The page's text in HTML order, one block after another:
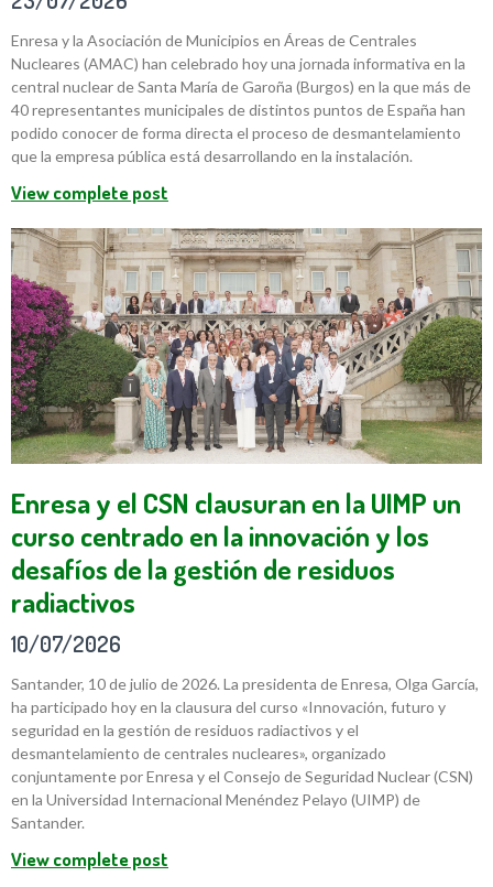
Enresa y la Asociación de Municipios en Áreas de Centrales
Nucleares (AMAC) han celebrado hoy una jornada informativa en la
central nuclear de Santa María de Garoña (Burgos) en la que más de
40 representantes municipales de distintos puntos de España han
podido conocer de forma directa el proceso de desmantelamiento
que la empresa pública está desarrollando en la instalación.
View complete post
Enresa y el CSN clausuran en la UIMP un
curso centrado en la innovación y los
desafíos de la gestión de residuos
radiactivos
10/07/2026
Santander, 10 de julio de 2026. La presidenta de Enresa, Olga García,
ha participado hoy en la clausura del curso «Innovación, futuro y
seguridad en la gestión de residuos radiactivos y el
desmantelamiento de centrales nucleares», organizado
conjuntamente por Enresa y el Consejo de Seguridad Nuclear (CSN)
en la Universidad Internacional Menéndez Pelayo (UIMP) de
Santander.
View complete post